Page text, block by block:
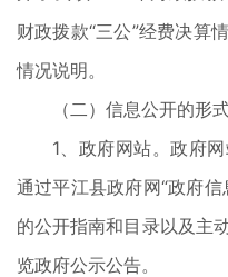
财政拨款“三公”经费决算
情况说明。
（二）信息公开的形
1、政府网站。政府
通过平江县政府网“政府
的公开指南和目录以及主
览政府公示公告。